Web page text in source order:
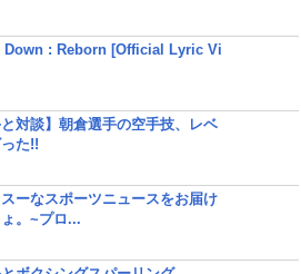
Down : Reborn [Official Lyric Vi
と対談】朝倉選手の空手技、レベ
た!!
ーなスポーツニュースをお届け
。~プロ...